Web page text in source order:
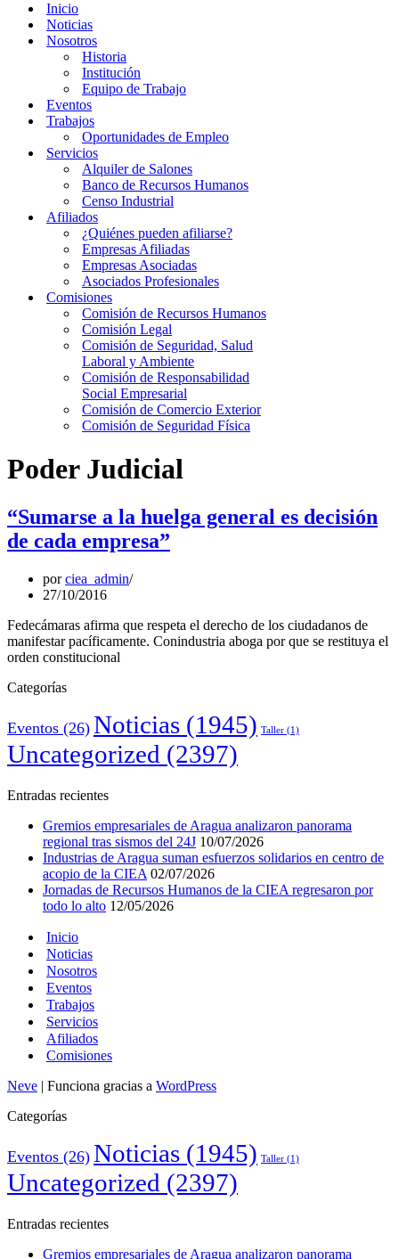
Inicio
Noticias
Nosotros
Historia
Institución
Equipo de Trabajo
Eventos
Trabajos
Oportunidades de Empleo
Servicios
Alquiler de Salones
Banco de Recursos Humanos
Censo Industrial
Afiliados
¿Quiénes pueden afiliarse?
Empresas Afiliadas
Empresas Asociadas
Asociados Profesionales
Comisiones
Comisión de Recursos Humanos
Comisión Legal
Comisión de Seguridad, Salud
Laboral y Ambiente
Comisión de Responsabilidad
Social Empresarial
Comisión de Comercio Exterior
Comisión de Seguridad Física
Poder Judicial
“Sumarse a la huelga general es decisión
de cada empresa”
porciea_admin
27/10/2016
Fedecámaras afirma que respeta el derecho de los ciudadanos de
manifestar pacíficamente. Conindustria aboga por que se restituya el
orden constitucional
Categorías
Eventos (26) Noticias (1945) Taller (1)
Uncategorized (2397)
Entradas recientes
Gremios empresariales de Aragua analizaron panorama
regional tras sismos del 24J 10/07/2026
Industrias de Aragua suman esfuerzos solidarios en centro de
acopio de la CIEA 02/07/2026
Jornadas de Recursos Humanos de la CIEA regresaron por
todo lo alto 12/05/2026
Inicio
Noticias
Nosotros
Eventos
Trabajos
Servicios
Afiliados
Comisiones
Neve | Funciona gracias a WordPress
Categorías
Eventos (26) Noticias (1945) Taller (1)
Uncategorized (2397)
Entradas recientes
Gremios empresariales de Aragua analizaron panorama